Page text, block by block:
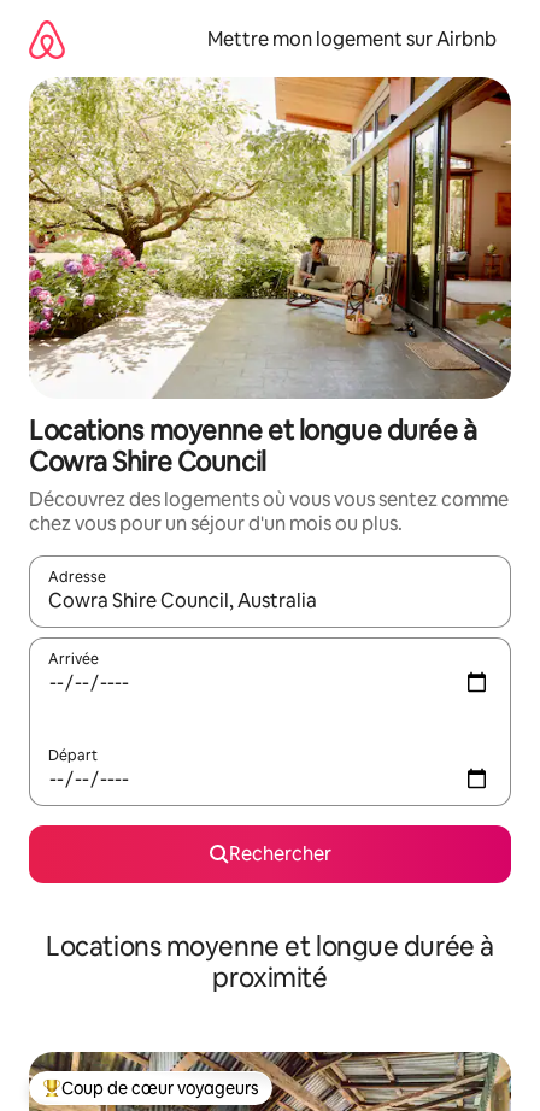
directement
contenu
Mettre mon logement sur Airbnb
Locations moyenne et longue durée à
Cowra Shire Council
Découvrez des logements où vous vous sentez comme
chez vous pour un séjour d'un mois ou plus.
Adresse
Lorsque les résultats s'affichent, utilisez les flèches vers le
Arrivée
Départ
Rechercher
Locations moyenne et longue durée à
proximité
Coups de cœur voyageurs les plus appréciés
Coup de cœur voyageurs